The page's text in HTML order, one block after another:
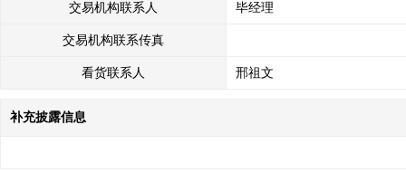
交易机构联系人 毕经理
交易机构联系传真
看货联系人 邢祖文
补充披露信息